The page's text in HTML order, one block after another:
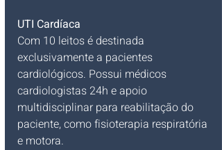
UTI Cardíaca
Com 10 leitos é destinada
exclusivamente a pacientes
cardiológicos. Possui médicos
cardiologistas 24h e apoio
multidisciplinar para reabilitação do
paciente, como fisioterapia respiratória
e motora.